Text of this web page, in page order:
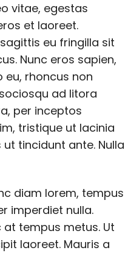
vitae, egestas
et laoreet.
eu fringilla sit
Nunc eros sapien,
rhoncus non
ad litora
per inceptos
tristique ut lacinia
tincidunt ante. Nulla
diam lorem, tempus
imperdiet nulla.
at tempus metus. Ut
laoreet. Mauris a